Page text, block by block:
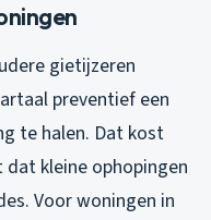
gietijzeren
preventief een
te halen. Dat kost
kleine ophopingen
Voor woningen in